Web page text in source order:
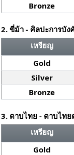
Bronze
2. ขี่ม้า - ศิลปะการบั
เหรียญ
Gold
Silver
Bronze
3. ดาบไทย - ดาบไท
เหรียญ
Gold